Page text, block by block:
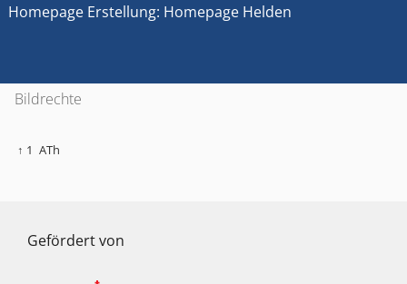
Homepage Erstellung: Homepage Helden
Bildrechte
↑ 1 ATh
Gefördert von